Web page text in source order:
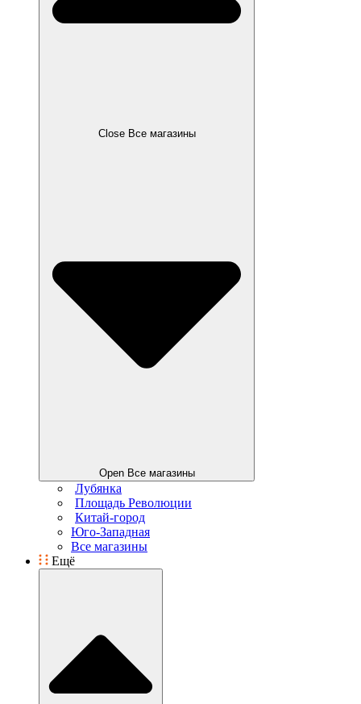
Close Все магазины
Open Все магазины
Лубянка
Площадь Революции
Китай-город
Юго-Западная
Все магазины
Ещё